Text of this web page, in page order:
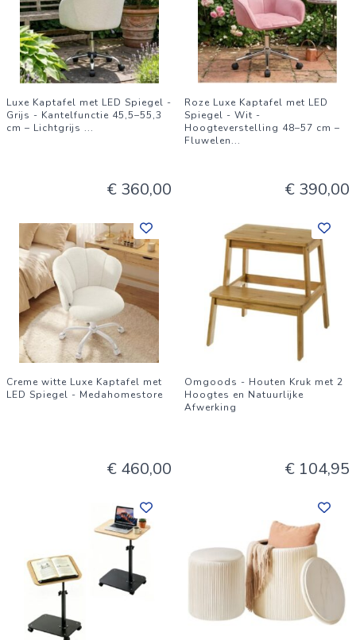
Luxe Kaptafel met LED Spiegel -
Grijs - Kantelfunctie 45,5–55,3
cm – Lichtgrijs ...
€ 360,00
Roze Luxe Kaptafel met LED
Spiegel - Wit -
Hoogteverstelling 48–57 cm –
Fluwelen...
€ 390,00
Creme witte Luxe Kaptafel met
LED Spiegel - Medahomestore
€ 460,00
Omgoods - Houten Kruk met 2
Hoogtes en Natuurlijke
Afwerking
€ 104,95